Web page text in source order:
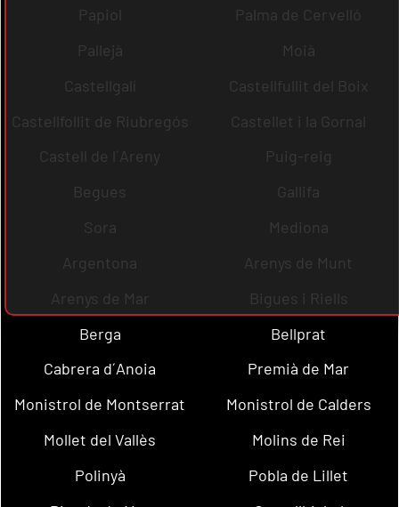
Papiol
Palma de Cervelló
Pallejà
Moià
Castellgalí
Castellfullit del Boix
Castellfollit de Riubregós
Castellet i la Gornal
Castell de l´Areny
Puig-reig
Begues
Gallifa
Sora
Mediona
Argentona
Arenys de Munt
Arenys de Mar
Bigues i Riells
Berga
Bellprat
Cabrera d´Anoia
Premià de Mar
Monistrol de Montserrat
Monistrol de Calders
Mollet del Vallès
Molins de Rei
Polinyà
Pobla de Lillet